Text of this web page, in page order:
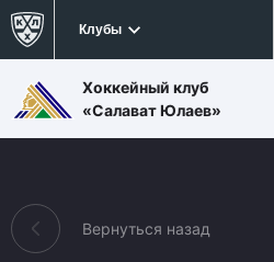
Клубы
Хоккейный клуб
«Салават Юлаев»
Вернуться назад